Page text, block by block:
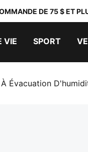
DE 75 $ ET
VIE SPORT
Évacuation